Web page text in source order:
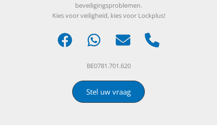
beveiligingsproblemen.
Kies voor veiligheid, kies voor Lockplus!
BE0781.701.620
Stel uw vraag